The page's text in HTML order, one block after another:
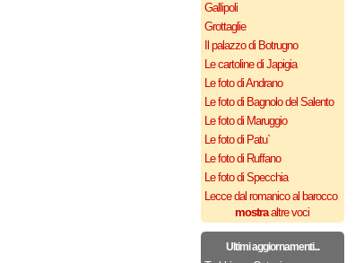
Gallipoli
Grottaglie
Il palazzo di Botrugno
Le cartoline di Japigia
Le foto di Andrano
Le foto di Bagnolo del Salento
Le foto di Maruggio
Le foto di Patu`
Le foto di Ruffano
Le foto di Specchia
Lecce dal romanico al barocco
mostraaltre voci
Ultimi aggiornamenti...